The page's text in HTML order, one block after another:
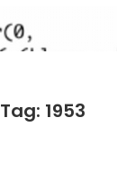
Tag: 1953